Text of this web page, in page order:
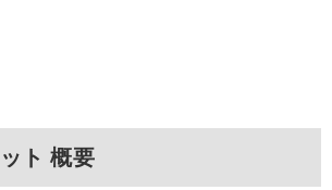
ト 概要